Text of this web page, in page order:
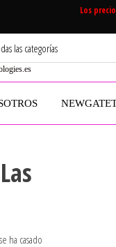
Los
ha casado